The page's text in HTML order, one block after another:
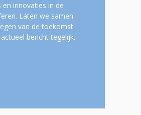
innovaties in de
Laten we samen
van de toekomst
bericht tegelijk.